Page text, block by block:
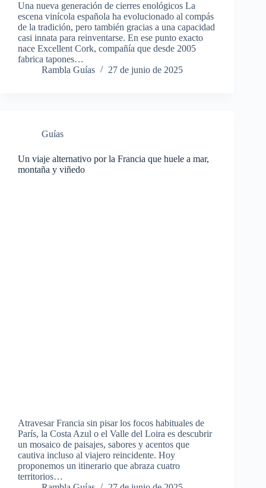
Una nueva generación de cierres enológicos La
escena vinícola española ha evolucionado al compás
de la tradición, pero también gracias a una capacidad
casi innata para reinventarse. En ese punto exacto
nace Excellent Cork, compañía que desde 2005
fabrica tapones…
Rambla Guías
27 de junio de 2025
Guías
Un viaje alternativo por la Francia que huele a mar,
montaña y viñedo
Atravesar Francia sin pisar los focos habituales de
París, la Costa Azul o el Valle del Loira es descubrir
un mosaico de paisajes, sabores y acentos que
cautiva incluso al viajero reincidente. Hoy
proponemos un itinerario que abraza cuatro
territorios…